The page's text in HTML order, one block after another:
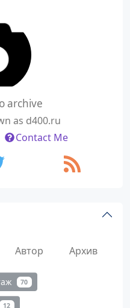
archive
as d400.ru
Contact Me
Автор Архив
70
12